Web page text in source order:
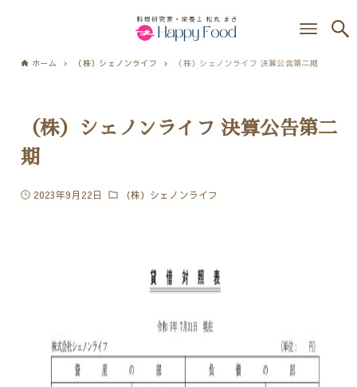
ホーム （株）シェノンライフ （株）シェノンライフ 決算公告第二期
（株）シェノンライフ 決算公告第二
期
2023年9月22日 （株）シェノンライフ